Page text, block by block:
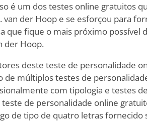
é um dos testes online gratuitos
van der Hoop e se esforçou para
que fique o mais próximo possível
der Hoop.
deste teste de personalidade
de múltiplos testes de
com tipologia e testes
teste de personalidade online
de tipo de quatro letras fornecido